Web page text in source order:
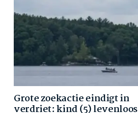
Grote zoekactie eindigt in
verdriet: kind (5) levenloos